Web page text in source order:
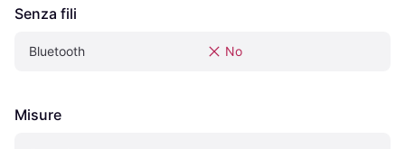
Senza fili
Bluetooth No
Misure